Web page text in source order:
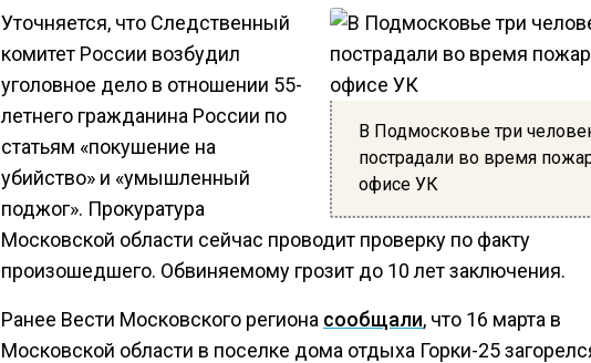
В Подмосковье три
пострадали во время
офисе УК
Уточняется, что Следственный
комитет России возбудил
уголовное дело в отношении 55-
летнего гражданина России по
статьям «покушение на
убийство» и «умышленный
поджог». Прокуратура
Московской области сейчас проводит проверку по факту
произошедшего. Обвиняемому грозит до 10 лет заключения.
Ранее Вести Московского региона сообщали, что 16 марта в
Московской области в поселке дома отдыха Горки-25